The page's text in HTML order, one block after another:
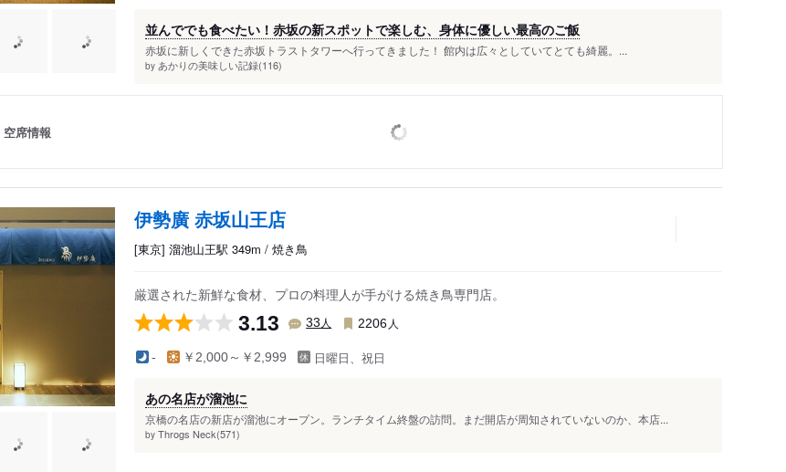
並んででも食べたい！赤坂の新スポットで楽しむ、身体に優しい最高のご飯
赤坂に新しくできた赤坂トラストタワーへ行ってきました！ 館内は広々としていてとても綺麗。...
by あかりの美味しい記録(116)
空席情報
伊勢廣 赤坂山王店
[東京] 溜池山王駅 349m / 焼き鳥
厳選された新鮮な食材、プロの料理人が手がける焼き鳥専門店。
3.13 33 人 2206 人
- ￥2,000～￥2,999 日曜日、祝日
あの名店が溜池に
京橋の名店の新店が溜池にオープン。ランチタイム終盤の訪問。まだ開店が周知されていないのか、本店...
by Throgs Neck(571)